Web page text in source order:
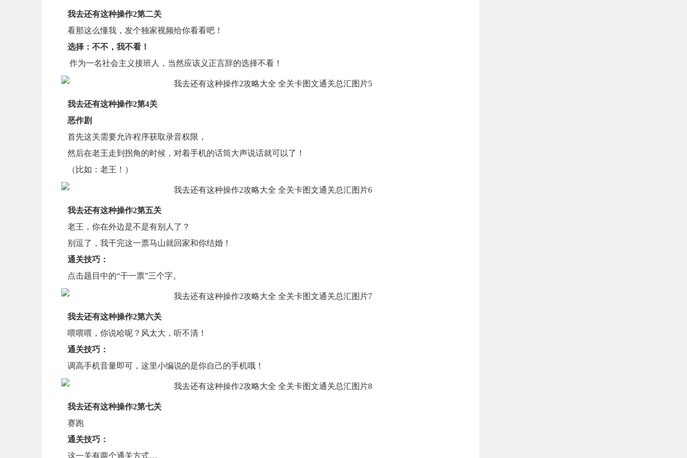
我去还有这种操作2第二关
看那这么懂我，发个独家视频给你看看吧！
选择：不不，我不看！
作为一名社会主义接班人，当然应该义正言辞的选择不看！
我去还有这种操作2第4关
恶作剧
首先这关需要允许程序获取录音权限，
然后在老王走到拐角的时候，对着手机的话筒大声说话就可以了！
（比如：老王！）
我去还有这种操作2第五关
老王，你在外边是不是有别人了？
别逗了，我干完这一票马山就回家和你结婚！
通关技巧：
点击题目中的“干一票”三个字。
我去还有这种操作2第六关
喂喂喂，你说哈呢？风太大，听不清！
通关技巧：
调高手机音量即可，这里小编说的是你自己的手机哦！
我去还有这种操作2第七关
赛跑
通关技巧：
这一关有两个通关方式…